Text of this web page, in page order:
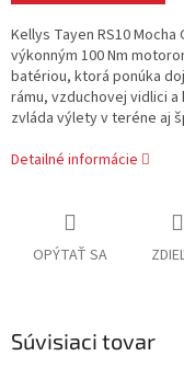
Kellys Tayen RS10
výkonným 100 Nm
batériou, ktorá ponúka
rámu, vzduchovej vidlici
zvláda výlety v teréne aj
Detailné informácie
OPÝTAŤ SA
Súvisiaci tovar